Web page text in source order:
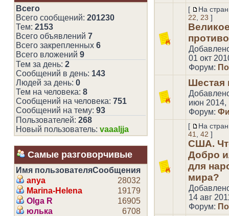
Всего
Всего сообщений: 201230
Тем: 2153
Всего объявлений 7
Всего закрепленных 6
Всего вложений 9
Тем за день: 2
Сообщений в день: 143
Людей за день: 0
Тем на человека: 8
Сообщений на человека: 751
Сообщений на тему: 93
Пользователей: 268
Новый пользователь: vaaaljja
Самые разговорчивые
Имя пользователяСообщения
anya
28032
Marina-Helena
19179
Olga R
16905
юлька
6708
[
На
22
23 ]
01 окт
Форум:
Шестая
июн 2014,
Форум:
[
На
41
42 ]
США.
Добро
для
мира?
14 авг
Форум: